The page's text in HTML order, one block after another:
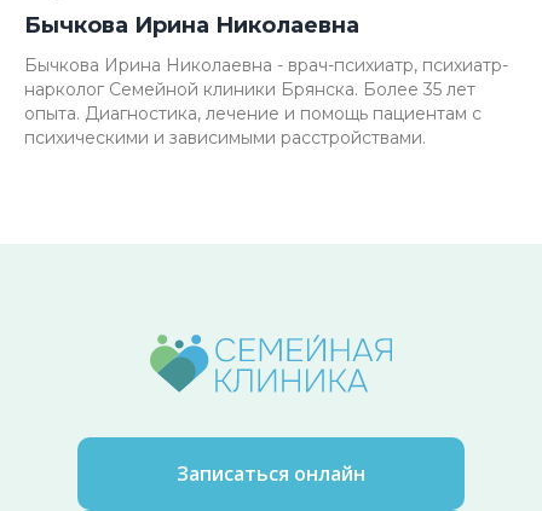
Бычкова Ирина Николаевна
Бычкова Ирина Николаевна - врач-психиатр, психиатр-
нарколог Семейной клиники Брянска. Более 35 лет
опыта. Диагностика, лечение и помощь пациентам с
психическими и зависимыми расстройствами.
Записаться онлайн